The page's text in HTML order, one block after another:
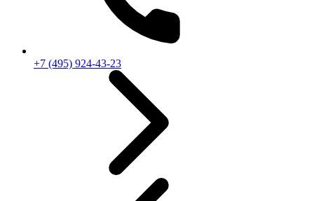
+7 (495) 924-43-23